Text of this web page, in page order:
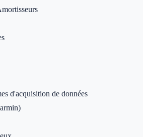
d'acquisition de données